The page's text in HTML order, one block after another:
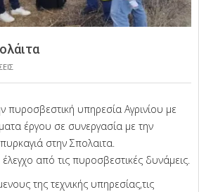
υπηρεσία Αγρινίου με
έργου σε συνεργασία με την
στην Σπολαιτα.
από τις πυροσβεστικές δυνάμεις.
της τεχνικής υπηρεσίας,τις